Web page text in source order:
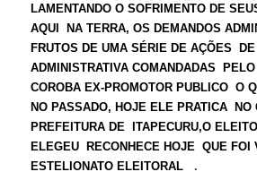
LAMENTANDO O SOFRIMENTO DE
AQUI NA TERRA, OS DEMANDOS
FRUTOS DE UMA SÉRIE DE AÇÕES
ADMINISTRATIVA COMANDADAS
COROBA EX-PROMOTOR PUBLICO O
NO PASSADO, HOJE ELE PRATICA NO
PREFEITURA DE ITAPECURU,O
ELEGEU RECONHECE HOJE QUE FOI
ESTELIONATO ELEITORAL
.